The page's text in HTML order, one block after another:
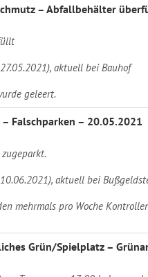
– Abfallbehälter
aktuell bei Bauhof
geleert.
Falschparken – 20.05.2021
aktuell bei
mehrmals pro Woche
Grün/Spielplatz –